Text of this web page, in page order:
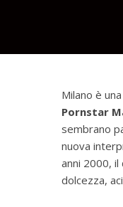
Milano è
Pornstar
sembrano
nuova
anni 2000,
dolcezza,